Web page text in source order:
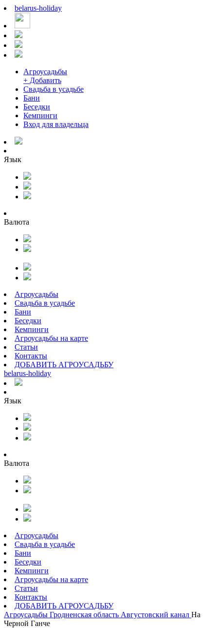
belarus-holiday
Агроусадьбы
+ Добавить
Свадьба в усадьбе
Бани
Беседки
Кемпинги
Вход для владельца
Язык
Валюта
Агроусадьбы
Свадьба в усадьбе
Бани
Беседки
Кемпинги
Агроусадьбы на карте
Статьи
Контакты
ДОБАВИТЬ АГРОУСАДЬБУ
belarus-holiday
Язык
Валюта
Агроусадьбы
Свадьба в усадьбе
Бани
Беседки
Кемпинги
Агроусадьбы на карте
Статьи
Контакты
ДОБАВИТЬ АГРОУСАДЬБУ
Агроусадьбы Гродненская область Августовский канал На
Черной Ганче